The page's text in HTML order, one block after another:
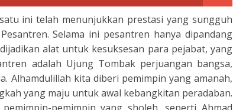
ini telah menunjukkan prestasi yang sungguh
Selama ini pesantren hanya dipandang
alat untuk kesuksesan para pejabat, yang
adalah Ujung Tombak perjuangan bangsa,
Alhamdulillah kita diberi pemimpin yang amanah,
yang maju untuk awal kebangkitan peradaban.